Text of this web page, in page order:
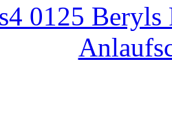
0125 Beryls